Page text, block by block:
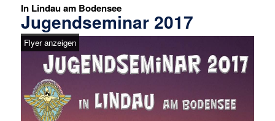
In Lindau am Bodensee
Jugendseminar 2017
Flyer anzeigen